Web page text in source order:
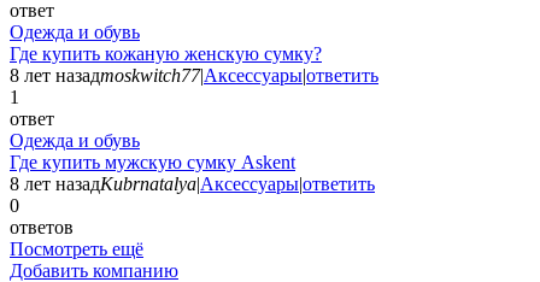
ответ
Одежда и обувь
Где купить кожаную женскую сумку?
8 лет назадmoskwitch77|Аксессуары|ответить
1
ответ
Одежда и обувь
Где купить мужскую сумку Askent
8 лет назадKubrnatalya|Аксессуары|ответить
0
ответов
Посмотреть ещё
Добавить компанию